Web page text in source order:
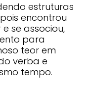
estruturas
encontrou
se associou,
para
teor em
verba e
tempo.